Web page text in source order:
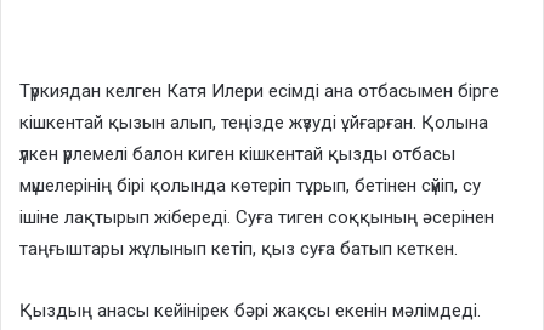
Түркиядан келген Катя Илери есімді ана отбасымен бірге
кішкентай қызын алып, теңізде жүзуді ұйғарған. Қолына
үлкен үрлемелі балон киген кішкентай қызды отбасы
мүшелерінің бірі қолында көтеріп тұрып, бетінен сүйіп, су
ішіне лақтырып жібереді. Суға тиген соққының әсерінен
таңғыштары жұлынып кетіп, қыз суға батып кеткен.
Қыздың анасы кейінірек бәрі жақсы екенін мәлімдеді.